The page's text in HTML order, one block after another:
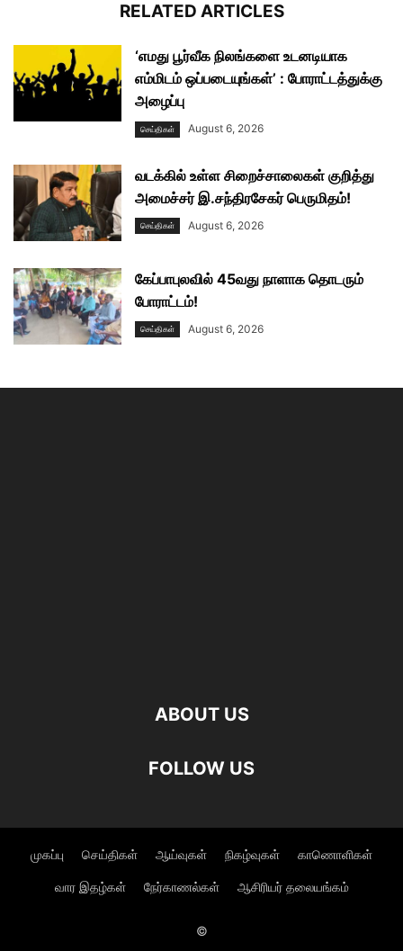
RELATED ARTICLES
‘எமது பூர்வீக நிலங்களை உடனடியாக
எம்மிடம் ஒப்படையுங்கள்’ : போராட்டத்துக்கு
அழைப்பு
செய்திகள் August 6, 2026
வடக்கில் உள்ள சிறைச்சாலைகள் குறித்து
அமைச்சர் இ.சந்திரசேகர் பெருமிதம்!
செய்திகள் August 6, 2026
கேப்பாபுலவில் 45வது நாளாக தொடரும்
போராட்டம்!
செய்திகள் August 6, 2026
ABOUT US
FOLLOW US
முகப்பு செய்திகள் ஆய்வுகள் நிகழ்வுகள் காணொளிகள்
வார இதழ்கள் நேர்காணல்கள் ஆசிரியர் தலையங்கம்
©